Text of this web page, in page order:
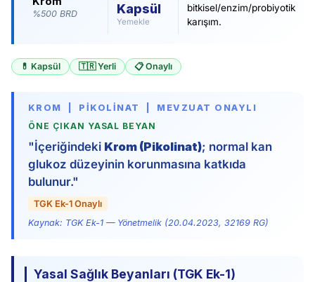
%500 BRD
Kapsül
Yemekle
bitkisel/enzim/probiyotik
karışım.
💊 Kapsül 🇹🇷 Yerli 📋Onaylı
KROM | PIKOLINAT | MEVZUAT ONAYLI
ÖNE ÇIKAN YASAL BEYAN
"İçeriğindeki Krom (Pikolinat); normal kan
glukoz düzeyinin korunmasına katkıda
bulunur."
TGK Ek-1 Onaylı
Kaynak: TGK Ek-1 — Yönetmelik (20.04.2023, 32169 RG)
Yasal Sağlık Beyanları (TGK Ek-1)